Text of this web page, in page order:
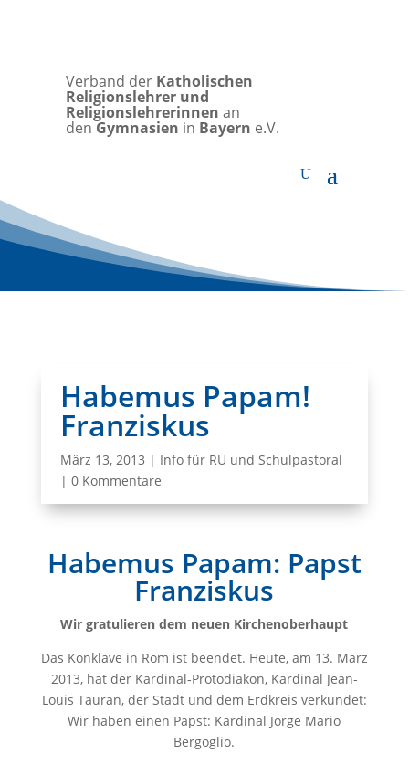
Verband der Katholischen
Religionslehrer und
Religionslehrerinnen an
denGymnasien in Bayern e.V.
Habemus Papam!
Franziskus
März 13, 2013 | Info für RU und Schulpastoral
| 0 Kommentare
Habemus Papam: Papst
Franziskus
Wir gratulieren dem neuen Kirchenoberhaupt
Das Konklave in Rom ist beendet. Heute, am 13. März
2013, hat der Kardinal‑Protodiakon, Kardinal Jean-
Louis Tauran, der Stadt und dem Erdkreis verkündet:
Wir haben einen Papst: Kardinal Jorge Mario
Bergoglio.